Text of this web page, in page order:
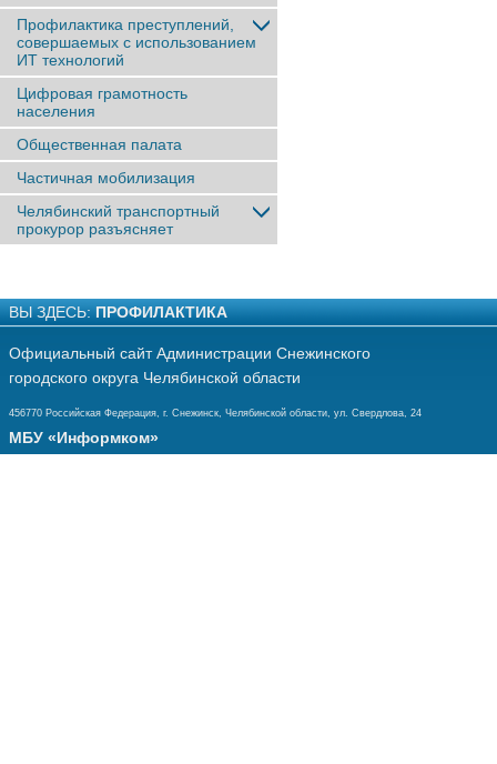
Профилактика преступлений,
совершаемых с использованием
ИТ технологий
Цифровая грамотность
населения
Общественная палата
Частичная мобилизация
Челябинский транспортный
прокурор разъясняет
ВЫ ЗДЕСЬ: ПРОФИЛАКТИКА
Официальный сайт Администрации Снежинского
городского округа Челябинской области
456770 Российская Федерация, г. Снежинск, Челябинской области, ул. Свердлова, 24
МБУ «Информком»